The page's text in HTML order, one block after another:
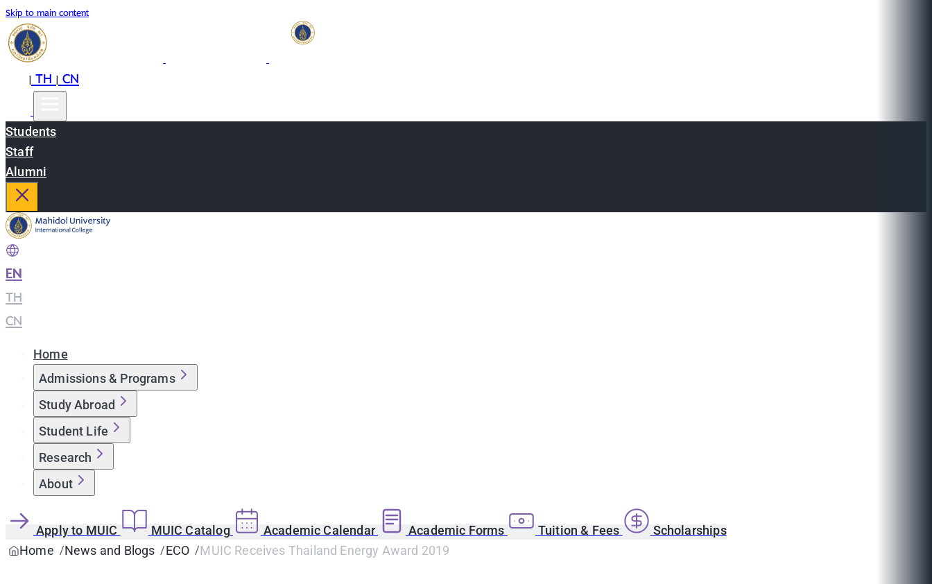
Skip to main content
|TH|CN
Students
Staff
Alumni
EN
TH
CN
Home
Admissions & Programs
Study Abroad
Student Life
Research
About
Apply to MUIC MUIC Catalog Academic Calendar Academic Forms Tuition & Fees
Scholarships
Home
News and Blogs ECO MUIC Receives Thailand Energy Award 2019